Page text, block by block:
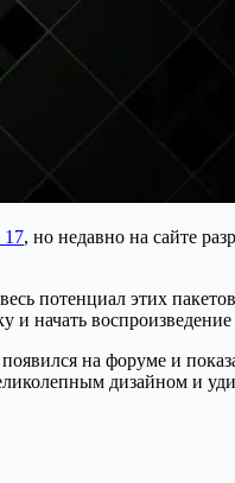
17, но недавно на сайте
потенциал этих
начать
на форуме и
дизайном и